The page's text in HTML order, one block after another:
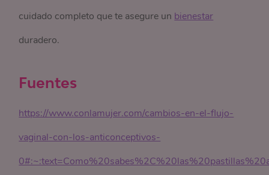
cuidado completo que te asegure un bienestar
duradero.
Fuentes
https://www.conlamujer.com/cambios-en-el-flujo-
vaginal-con-los-anticonceptivos-